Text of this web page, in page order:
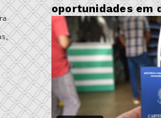
oportunidades em